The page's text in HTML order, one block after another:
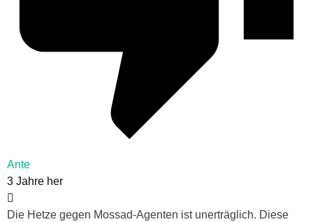
Ante
3 Jahre her
Die Hetze gegen Mossad-Agenten ist unerträglich. Diese